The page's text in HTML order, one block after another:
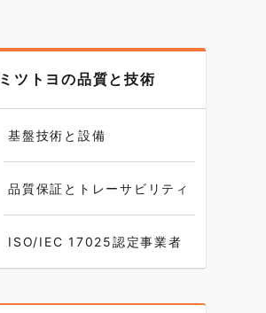
ミツトヨの品質と技術
基盤技術と設備
品質保証とトレーサビリティ
ISO/IEC 17025認定事業者